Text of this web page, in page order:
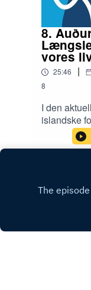
8.
vores
25:46 |
8
I den
islandske
Litteraturpris Auður Ava Ólafsdóttir,
kan
bevæger
være